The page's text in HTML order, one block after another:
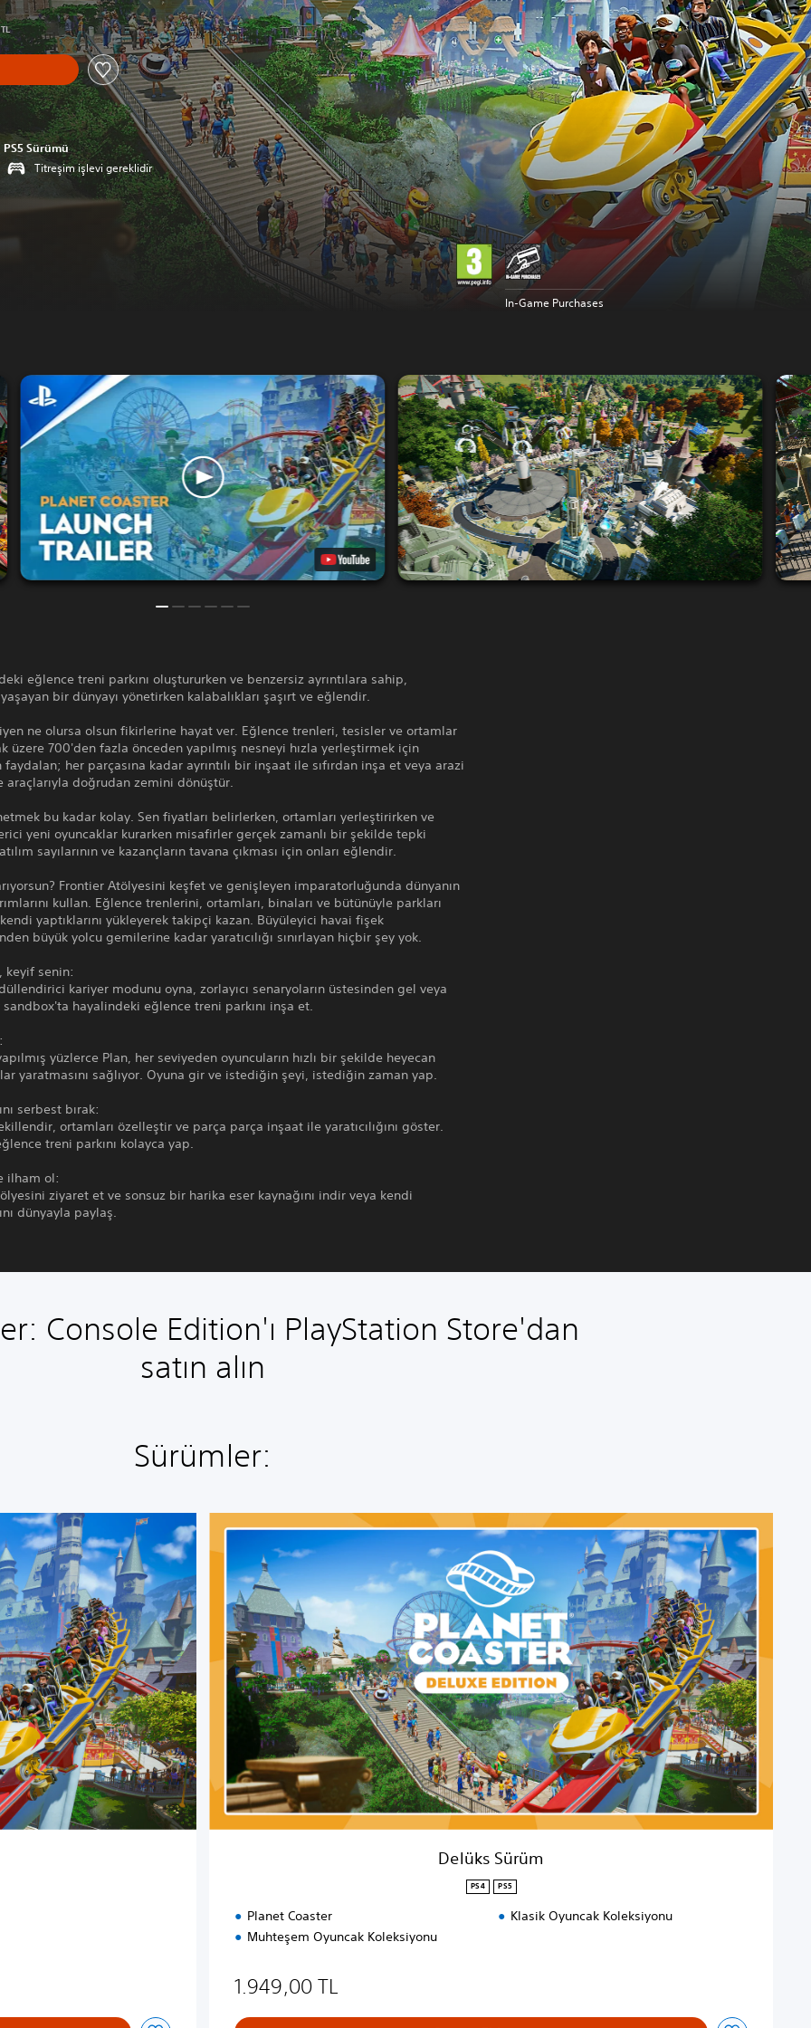
PS5 Sürümü
Titreşim işlevi gereklidir
In-Game Purchases
eğlence treni parkını oluştururken ve benzersiz ayrıntılara sahip,
bir dünyayı yönetirken kalabalıkları şaşırt ve eğlendir.
ne olursa olsun fikirlerine hayat ver. Eğlence trenleri, tesisler ve ortamlar
üzere 700'den fazla önceden yapılmış nesneyi hızla yerleştirmek için
faydalan; her parçasına kadar ayrıntılı bir inşaat ile sıfırdan inşa et veya arazi
araçlarıyla doğrudan zemini dönüştür.
bu kadar kolay. Sen fiyatları belirlerken, ortamları yerleştirirken ve
yeni oyuncaklar kurarken misafirler gerçek zamanlı bir şekilde tepki
sayılarının ve kazançların tavana çıkması için onları eğlendir.
Frontier Atölyesini keşfet ve genişleyen imparatorluğunda dünyanın
kullan. Eğlence trenlerini, ortamları, binaları ve bütünüyle parkları
yaptıklarını yükleyerek takipçi kazan. Büyüleyici havai fişek
büyük yolcu gemilerine kadar yaratıcılığı sınırlayan hiçbir şey yok.
keyif senin:
kariyer modunu oyna, zorlayıcı senaryoların üstesinden gel veya
sandbox'ta hayalindeki eğlence treni parkını inşa et.
yüzlerce Plan, her seviyeden oyuncuların hızlı bir şekilde heyecan
yaratmasını sağlıyor. Oyuna gir ve istediğin şeyi, istediğin zaman yap.
serbest bırak:
ortamları özelleştir ve parça parça inşaat ile yaratıcılığını göster.
treni parkını kolayca yap.
ilham ol:
ziyaret et ve sonsuz bir harika eser kaynağını indir veya kendi
dünyayla paylaş.
Console Edition'ı PlayStation Store'dan
satın alın
Sürümler:
uygulanmıştır
Delüks Sürüm
PS4 PS5
Planet Coaster
Muhteşem Oyuncak Koleksiyonu
Klasik Oyuncak Koleksiyonu
1.949,00 TL